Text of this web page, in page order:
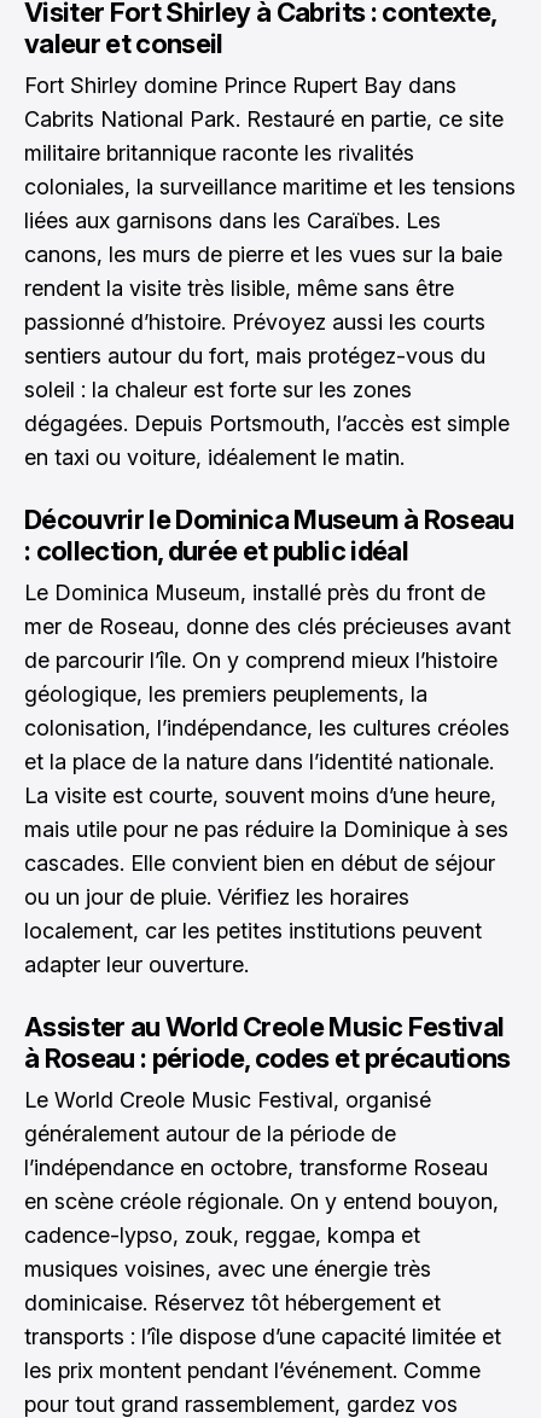
Visiter Fort Shirley à Cabrits : contexte,
valeur et conseil
Fort Shirley domine Prince Rupert Bay dans
Cabrits National Park. Restauré en partie, ce site
militaire britannique raconte les rivalités
coloniales, la surveillance maritime et les tensions
liées aux garnisons dans les Caraïbes. Les
canons, les murs de pierre et les vues sur la baie
rendent la visite très lisible, même sans être
passionné d’histoire. Prévoyez aussi les courts
sentiers autour du fort, mais protégez-vous du
soleil : la chaleur est forte sur les zones
dégagées. Depuis Portsmouth, l’accès est simple
en taxi ou voiture, idéalement le matin.
Découvrir le Dominica Museum à Roseau
: collection, durée et public idéal
Le Dominica Museum, installé près du front de
mer de Roseau, donne des clés précieuses avant
de parcourir l’île. On y comprend mieux l’histoire
géologique, les premiers peuplements, la
colonisation, l’indépendance, les cultures créoles
et la place de la nature dans l’identité nationale.
La visite est courte, souvent moins d’une heure,
mais utile pour ne pas réduire la Dominique à ses
cascades. Elle convient bien en début de séjour
ou un jour de pluie. Vérifiez les horaires
localement, car les petites institutions peuvent
adapter leur ouverture.
Assister au World Creole Music Festival
à Roseau : période, codes et précautions
Le World Creole Music Festival, organisé
généralement autour de la période de
l’indépendance en octobre, transforme Roseau
en scène créole régionale. On y entend bouyon,
cadence-lypso, zouk, reggae, kompa et
musiques voisines, avec une énergie très
dominicaise. Réservez tôt hébergement et
transports : l’île dispose d’une capacité limitée et
les prix montent pendant l’événement. Comme
pour tout grand rassemblement, gardez vos